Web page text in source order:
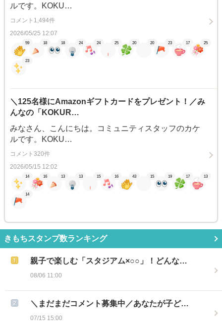
ルです。KOKU…
コメント1,494件
2026/05/25 12:07
59 18 18 24 24 25 20 20 23 17 25
23
＼125名様にAmazonギフトカードをプレゼント！／み
んなの「KOKUR…
みなさん、こんにちは。コミュニティスタッフのカケ
ルです。KOKU…
コメント320件
2026/05/15 12:02
14 16 13 13 15 16 43 15 19 17 13
14
きもちスタンプ数ランキング
親子で楽しむ「スタジアム×○○」！どんな…
08/06 11:00
＼まだまだコメント募集中／あなたが子ど…
07/15 15:00